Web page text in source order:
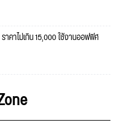
าคาไม่เกิน 15,000 ใช้งานออฟฟิศ